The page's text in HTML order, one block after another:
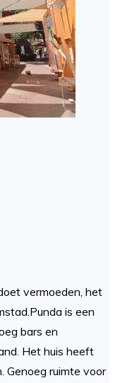
vermoeden, het
is een
bars en
Het huis heeft
Genoeg ruimte voor